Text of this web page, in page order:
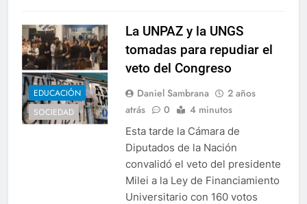
EDUCACIÓN
SOCIEDAD
La UNPAZ y la UNGS
tomadas para repudiar el
veto del Congreso
Daniel Sambrana
2 años
atrás
0 4 minutos
Esta tarde la Cámara de
Diputados de la Nación
convalidó el veto del presidente
Milei a la Ley de Financiamiento
Universitario con 160 votos